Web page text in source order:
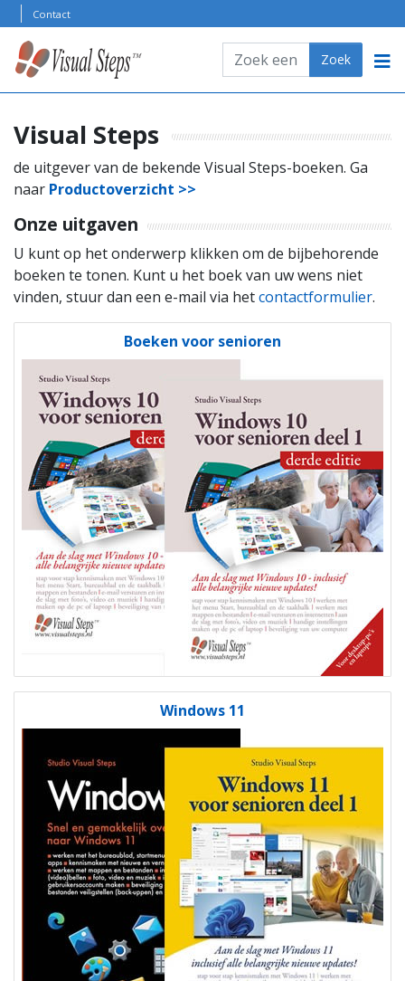
Skip to content
Contact
Zoeken Zoek
Visual Steps
de uitgever van de bekende Visual Steps-boeken. Ga
naar Productoverzicht >>
Onze uitgaven
U kunt op het onderwerp klikken om de bijbehorende
boeken te tonen. Kunt u het boek van uw wens niet
vinden, stuur dan een e-mail via hetcontactformulier.
Boeken voor senioren
Windows 11
PRODUCTOVERZICHT
KLANTENSERVICE